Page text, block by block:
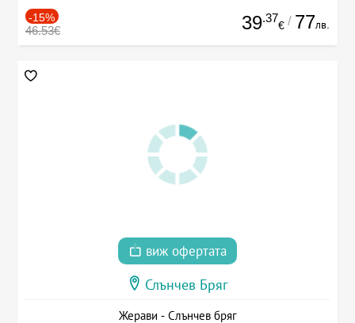
-15%
46.53€ 39.37
€ / 77лв.
виж офертата
Слънчев Бряг
Жерави - Слънчев бряг